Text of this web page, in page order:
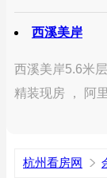
西溪美岸
西溪美岸5.6米
精装现房 ， 阿
杭州看房网